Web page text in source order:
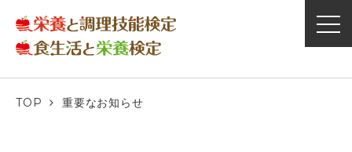
TOP 重要なお知らせ